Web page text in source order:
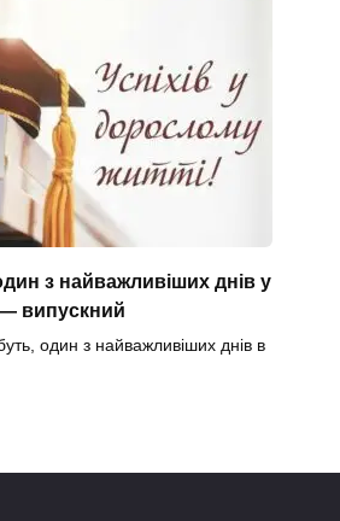
з найважливіших днів у
випускний
один з найважливіших днів в